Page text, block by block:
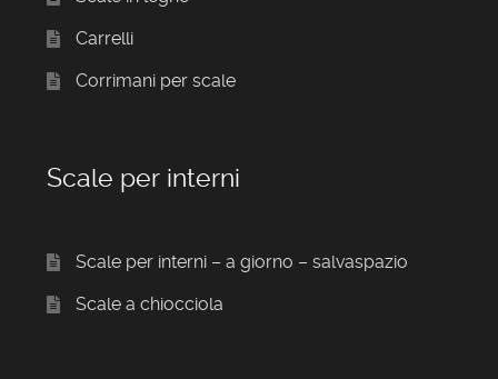
Carrelli
Corrimani per scale
Scale per interni
Scale per interni – a giorno – salvaspazio
Scale a chiocciola